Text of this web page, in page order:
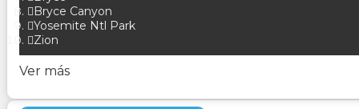
Bryce Canyon
Yosemite Ntl Park
Zion
Ver más